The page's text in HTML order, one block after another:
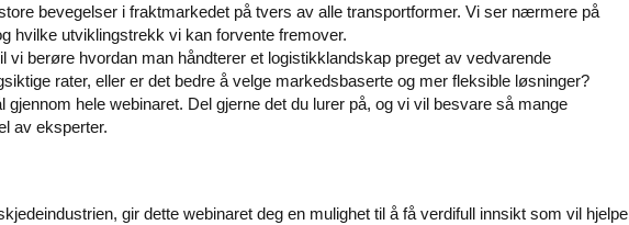
bevegelser i fraktmarkedet på tvers av alle transportformer. Vi ser nærmere på
hvilke utviklingstrekk vi kan forvente fremover.
vi berøre hvordan man håndterer et logistikklandskap preget av vedvarende
rater, eller er det bedre å velge markedsbaserte og mer fleksible løsninger?
hele webinaret. Del gjerne det du lurer på, og vi vil besvare så mange
av eksperter.
gir dette webinaret deg en mulighet til å få verdifull innsikt som vil hjelpe